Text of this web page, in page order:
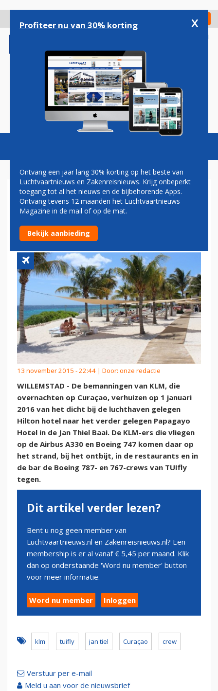
gaan
Check in
Magazine Podcasts Vacatures
KLM PERSONEEL SAMEN MET
TUIFLY COLLEGA'S IN
PAPAGAYO OP CURAÇAO
13 november 2015 - 22:44 | Door: onze redactie
WILLEMSTAD - De bemanningen van KLM, die
overnachten op Curaçao, verhuizen op 1 januari
2016 van het dicht bij de luchthaven gelegen
Hilton hotel naar het verder gelegen Papagayo
Hotel in de Jan Thiel Baai. De KLM-ers die vliegen
op de Airbus A330 en Boeing 747 komen daar op
het strand, bij het ontbijt, in de restaurants en in
de bar de Boeing 787- en 767-crews van TUIfly
tegen.
Dit artikel verder lezen?
Bent u nog geen member van
Luchtvaartnieuws.nl en Zakenreisnieuws.nl? Een
membership is er al vanaf € 5,45 per maand. Klik
dan op onderstaande 'Word nu member' button
voor meer informatie.
Word nu member Inloggen
klm tuifly jan tiel Curaçao crew
Verstuur per e-mail
Meld u aan voor de nieuwsbrief
Profiteer nu van 30% korting x
Ontvang een jaar lang 30% korting op het beste van
Luchtvaartnieuws en Zakenreisnieuws. Krijg onbeperkt
toegang tot al het nieuws en de bijbehorende Apps.
Ontvang tevens 12 maanden het Luchtvaartnieuws
Magazine in de mail of op de mat.
Bekijk aanbieding